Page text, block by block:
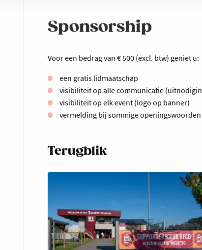
Sponsorship
Voor een bedrag van € 500 (excl. btw) geniet u:
een gratis lidmaatschap
visibiliteit op alle communicatie
visibiliteit op elk event (logo op banner)
vermelding bij sommige openingswoorden
Terugblik